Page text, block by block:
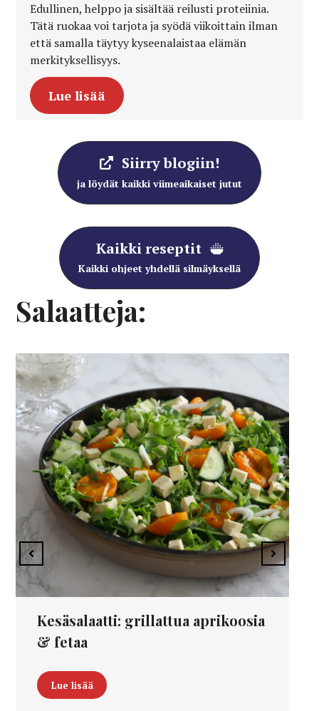
Edullinen, helppo ja sisältää reilusti proteiinia.
Tätä ruokaa voi tarjota ja syödä viikoittain ilman
että samalla täytyy kyseenalaistaa elämän
merkityksellisyys.
Lue lisää
Siirry blogiin!
ja löydät kaikki viimeaikaiset jutut
Kaikki reseptit
Kaikki ohjeet yhdellä silmäyksellä
Salaatteja:
Kesäsalaatti: grillattua aprikoosia
& fetaa
Lue lisää